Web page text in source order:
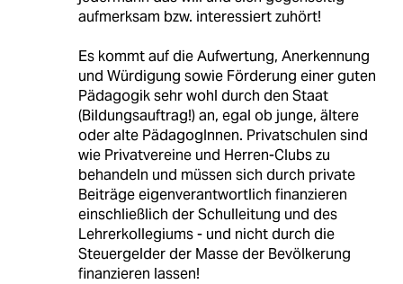
aufmerksam bzw. interessiert zuhört!
Es kommt auf die Aufwertung, Anerkennung
und Würdigung sowie Förderung einer guten
Pädagogik sehr wohl durch den Staat
(Bildungsauftrag!) an, egal ob junge, ältere
oder alte PädagogInnen. Privatschulen sind
wie Privatvereine und Herren-Clubs zu
behandeln und müssen sich durch private
Beiträge eigenverantwortlich finanzieren
einschließlich der Schulleitung und des
Lehrerkollegiums - und nicht durch die
Steuergelder der Masse der Bevölkerung
finanzieren lassen!